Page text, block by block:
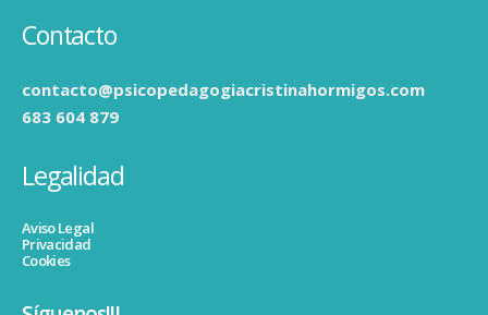
Contacto
contacto@psicopedagogiacristinahormigos.com
683 604 879
Legalidad
Aviso Legal
Privacidad
Cookies